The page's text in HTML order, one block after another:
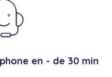
en - de 30 min